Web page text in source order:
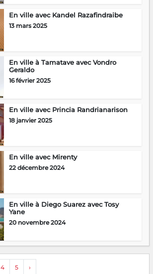
En ville avec Kandel Razafindraibe
13 mars 2025
En ville à Tamatave avec Vondro
Geraldo
16 février 2025
En ville avec Princia Randrianarison
18 janvier 2025
En ville avec Mirenty
22 décembre 2024
En ville à Diego Suarez avec Tosy
Yane
20 novembre 2024
4 5 ›